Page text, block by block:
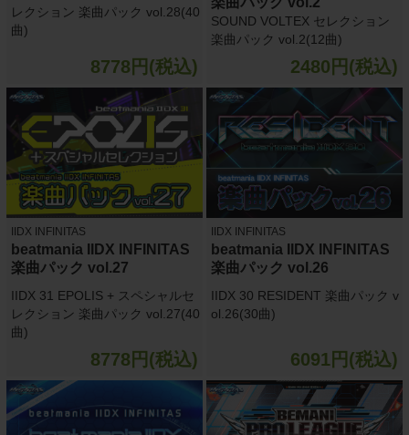
レクション 楽曲パック vol.28(40
曲)
8778円(税込)
SOUND VOLTEX セレクション
楽曲パック vol.2(12曲)
2480円(税込)
IIDX INFINITAS
beatmania IIDX INFINITAS
楽曲パック vol.27
IIDX 31 EPOLIS + スペシャルセ
レクション 楽曲パック vol.27(40
曲)
8778円(税込)
IIDX INFINITAS
beatmania IIDX INFINITAS
楽曲パック vol.26
IIDX 30 RESIDENT 楽曲パック v
ol.26(30曲)
6091円(税込)